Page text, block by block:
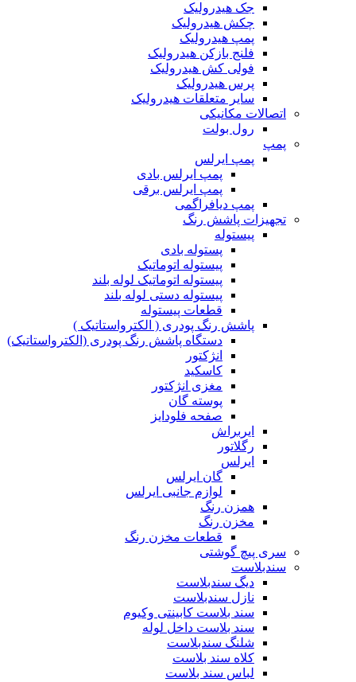
جک هیدرولیک
چکش هیدرولیک
پمپ هیدرولیک
فلنج بازکن هیدرولیک
فولی کش هیدرولیک
پرس هیدرولیک
سایر متعلقات هیدرولیک
اتصالات مکانیکی
رول بولت
پمپ
پمپ ایرلس
پمپ ایرلس بادی
پمپ ایرلس برقی
پمپ دیافراگمی
تجهیزات پاشش رنگ
پیستوله
پستوله بادی
پیستوله اتوماتیک
پیستوله اتوماتیک لوله بلند
پیستوله دستی لوله بلند
قطعات پیستوله
پاشش رنگ پودری ( الکترواستاتیک )
دستگاه پاشش رنگ پودری (الکترواستاتیک)
انژکتور
کاسکید
مغزی انژکتور
پوسته گان
صفحه فلودایز
ایربراش
رگلاتور
ایرلس
گان ایرلس
لوازم جانبی ایرلس
همزن رنگ
مخزن رنگ
قطعات مخزن رنگ
سری پیچ گوشتی
سندبلاست
دیگ سندبلاست
نازل سندبلاست
سند بلاست کابینتی وکیوم
سند بلاست داخل لوله
شلنگ سندبلاست
کلاه سند بلاست
لباس سند بلاست